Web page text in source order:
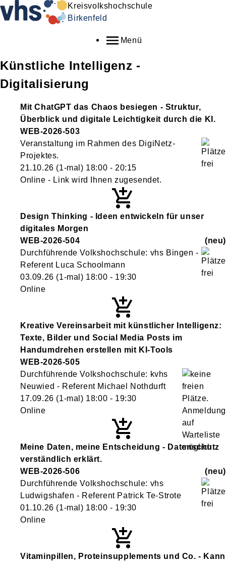
Kreisvolkshochschule
Birkenfeld
Menü
Künstliche Intelligenz -
Digitalisierung
Mit ChatGPT das Chaos besiegen - Struktur,
Überblick und digitale Leichtigkeit durch die KI.
WEB-2026-503
Veranstaltung im Rahmen des DigiNetz-
Projektes.
21.10.26 (1-mal) 18:00 - 20:15
Online - Link wird Ihnen zugesendet.
Design Thinking - Ideen entwickeln für unser
digitales Morgen
WEB-2026-504
neu
Durchführende Volkshochschule: vhs Bingen -
Referent Luca Schoolmann
03.09.26 (1-mal) 18:00 - 19:30
Online
Kreative Vereinsarbeit mit künstlicher Intelligenz:
Texte, Bilder und Social Media Posts im
Handumdrehen erstellen mit KI-Tools
WEB-2026-505
Durchführende Volkshochschule: kvhs
Neuwied - Referent Michael Nothdurft
17.09.26 (1-mal) 18:00 - 19:30
Online
Meine Daten, meine Entscheidung - Datenschutz
verständlich erklärt.
WEB-2026-506
neu
Durchführende Volkshochschule: vhs
Ludwigshafen - Referent Patrick Te-Strote
01.10.26 (1-mal) 18:00 - 19:30
Online
Vitaminpillen, Proteinsupplements und Co. - Kann